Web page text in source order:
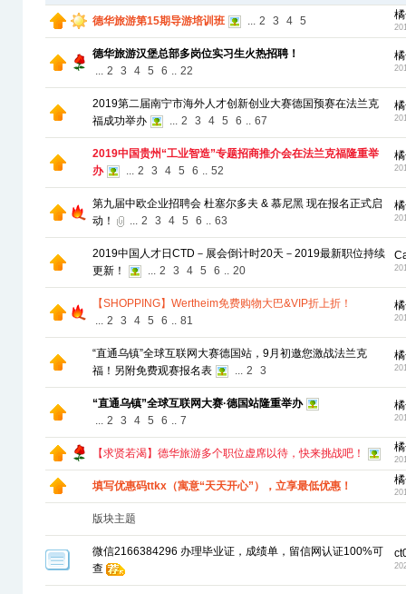
德华旅游第15期导游培训班 ... 2 3 4 5
德华旅游汉堡总部多岗位实习生火热招聘！
... 2 3 4 5 6 .. 22
2019第二届南宁市海外人才创新创业大赛德国预赛在法兰克
福成功举办
... 2 3 4 5 6 .. 67
2019中国贵州“工业智造”专题招商推介会在法兰克福隆重举
办
... 2 3 4 5 6 .. 52
第九届中欧企业招聘会 杜塞尔多夫 & 慕尼黑 现在报名正式启
动！
... 2 3 4 5 6 .. 63
2019中国人才日CTD－展会倒计时20天－2019最新职位持续
更新！
... 2 3 4 5 6 .. 20
【SHOPPING】Wertheim免费购物大巴&VIP折上折！
... 2 3 4 5 6 .. 81
“直通乌镇”全球互联网大赛德国站，9月初邀您激战法兰克
福！另附免费观赛报名表
... 2 3
“直通乌镇”全球互联网大赛·德国站隆重举办
... 2 3 4 5 6 .. 7
【求贤若渴】德华旅游多个职位虚席以待，快来挑战吧！
填写优惠码ttkx（寓意“天天开心”），立享最低优惠！
版块主题
微信2166384296 办理毕业证，成绩单，留信网认证100%可
查